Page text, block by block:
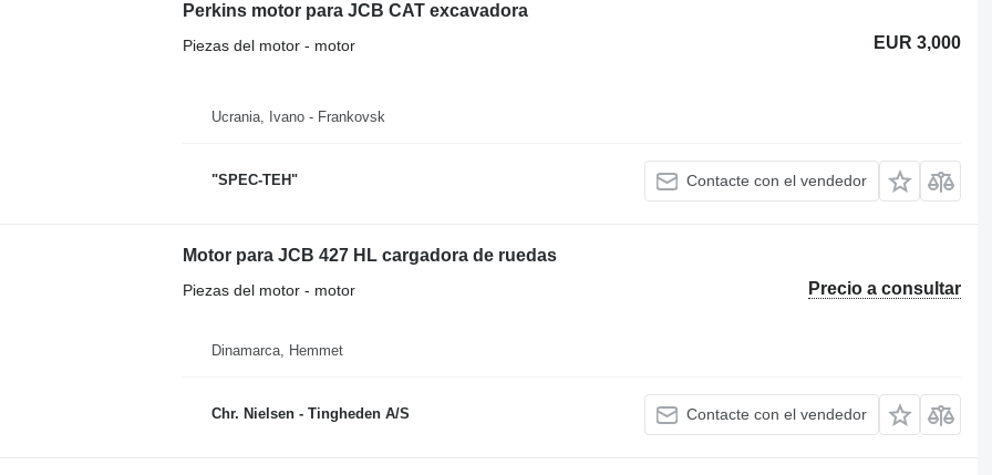
Perkins motor para JCB CAT excavadora
EUR 3,000
Piezas del motor - motor
Ucrania, Ivano - Frankovsk
"SPEC-TEH" Contacte con el vendedor
Motor para JCB 427 HL cargadora de ruedas
Precio a consultar
Piezas del motor - motor
Dinamarca, Hemmet
Chr. Nielsen - Tingheden A/S Contacte con el vendedor